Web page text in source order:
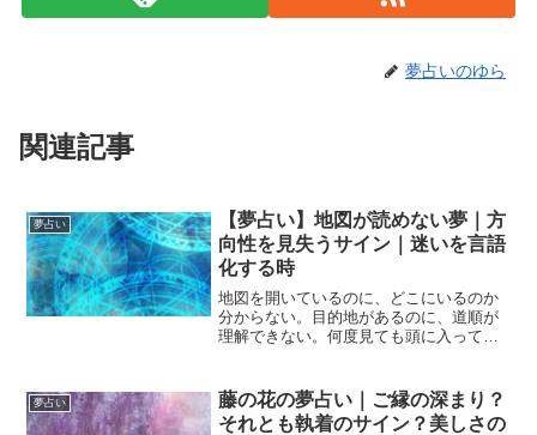
夢占いのゆら
関連記事
夢占い
【夢占い】地図が読めない夢｜方
向性を見失うサイン｜迷いを言語
化する時
地図を開いているのに、どこにいるのか
分からない。目的地があるのに、道順が
理解できない。何度見ても頭に入ってこ
人生の方向性を見失っているサインで
す。特に女性は、仕事・恋愛...
夢占い
藤の花の夢占い｜ご縁の深まり？
それとも執着のサイン？美しさの